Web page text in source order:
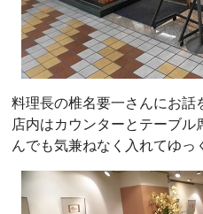
料理長の椎名要一さんにお話
店内はカウンターとテーブル
んでも気兼ねなく入れてゆっ